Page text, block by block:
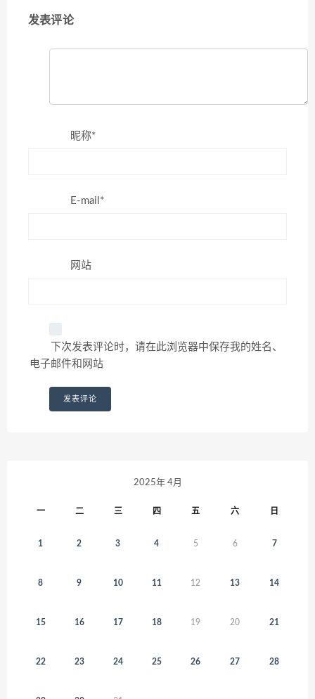
发表评论
昵称*
E-mail*
网站
下次发表评论时，请在此浏览器中保存我的姓名、
电子邮件和网站
2025年 4月
一 二 三 四 五 六 日
1 2 3 4 5 6 7
8 9 10 11 12 13 14
15 16 17 18 19 20 21
22 23 24 25 26 27 28